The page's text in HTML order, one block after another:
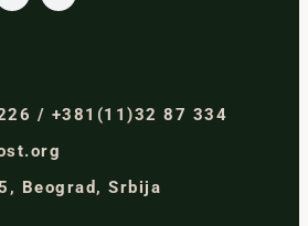
/ +381(11)32 87 334
Beograd, Srbija